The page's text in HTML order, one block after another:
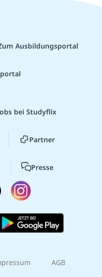
Ausbildungsportal
bei Studyflix
Partner
Presse
AGB